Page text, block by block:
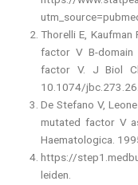
Thorelli E,
factor V B-
factor V. J Biol
10.1074/
De Stefano V,
mutated factor V
Haematologica.
https://
leiden.